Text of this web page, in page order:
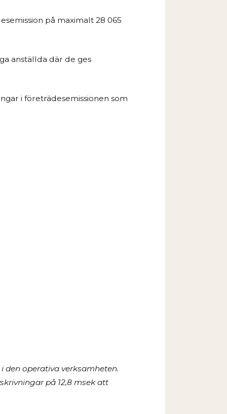
på maximalt 28 065
anställda där de ges
i företrädesemissionen som
den operativa verksamheten.
på 12,8 msek att